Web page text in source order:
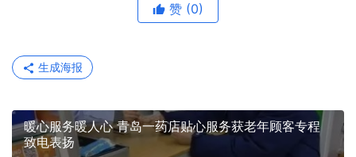
赞 (0)
生成海报
暖心服务暖人心 青岛一药店贴心服务获老年顾客专程
致电表扬